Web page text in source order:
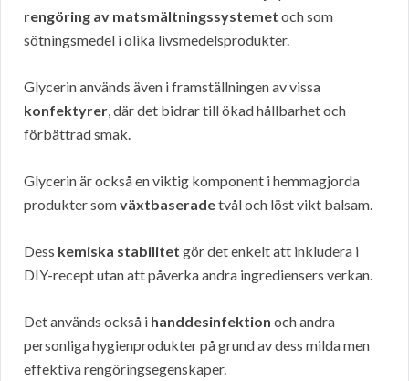
rengöring av matsmältningssystemet och som
sötningsmedel i olika livsmedelsprodukter.
Glycerin används även i framställningen av vissa
konfektyrer, där det bidrar till ökad hållbarhet och
förbättrad smak.
Glycerin är också en viktig komponent i hemmagjorda
produkter somväxtbaseradetvål och löst vikt balsam.
Dess kemiska stabilitet gör det enkelt att inkludera i
DIY-recept utan att påverka andra ingrediensers verkan.
Det används också i handdesinfektion och andra
personliga hygienprodukter på grund av dess milda men
effektiva rengöringsegenskaper.